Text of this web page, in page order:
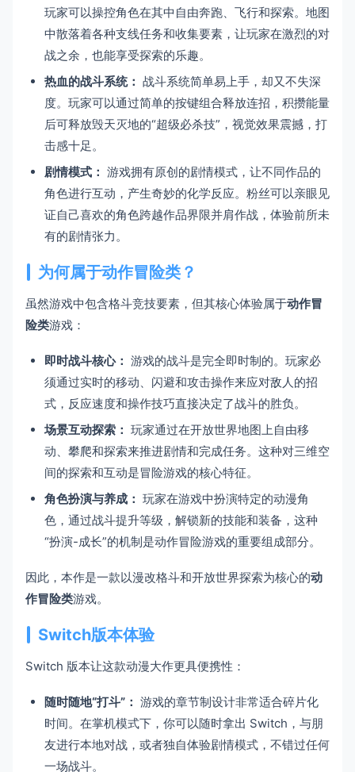
玩家可以操控角色在其中自由奔跑、飞行和探索。地图
中散落着各种支线任务和收集要素，让玩家在激烈的对
战之余，也能享受探索的乐趣。
热血的战斗系统： 战斗系统简单易上手，却又不失深
度。玩家可以通过简单的按键组合释放连招，积攒能量
后可释放毁天灭地的“超级必杀技”，视觉效果震撼，打
击感十足。
剧情模式： 游戏拥有原创的剧情模式，让不同作品的
角色进行互动，产生奇妙的化学反应。粉丝可以亲眼见
证自己喜欢的角色跨越作品界限并肩作战，体验前所未
有的剧情张力。
为何属于动作冒险类？
虽然游戏中包含格斗竞技要素，但其核心体验属于动作冒
险类游戏：
即时战斗核心： 游戏的战斗是完全即时制的。玩家必
须通过实时的移动、闪避和攻击操作来应对敌人的招
式，反应速度和操作技巧直接决定了战斗的胜负。
场景互动探索： 玩家通过在开放世界地图上自由移
动、攀爬和探索来推进剧情和完成任务。这种对三维空
间的探索和互动是冒险游戏的核心特征。
角色扮演与养成： 玩家在游戏中扮演特定的动漫角
色，通过战斗提升等级，解锁新的技能和装备，这种
“扮演-成长”的机制是动作冒险游戏的重要组成部分。
因此，本作是一款以漫改格斗和开放世界探索为核心的动
作冒险类游戏。
Switch版本体验
Switch 版本让这款动漫大作更具便携性：
随时随地“打斗”： 游戏的章节制设计非常适合碎片化
时间。在掌机模式下，你可以随时拿出 Switch，与朋
友进行本地对战，或者独自体验剧情模式，不错过任何
一场战斗。